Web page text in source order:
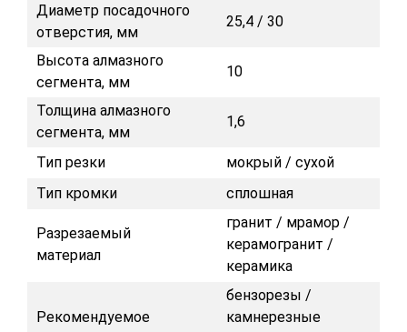
Диаметр посадочного
отверстия, мм
25,4 / 30
Высота алмазного
сегмента, мм
10
Толщина алмазного
сегмента, мм
1,6
Тип резки
мокрый / сухой
Тип кромки
сплошная
Разрезаемый
материал
гранит / мрамор /
керамогранит /
керамика
Рекомендуемое
бензорезы /
камнерезные